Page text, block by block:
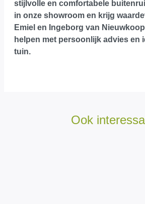
stijlvolle en comfortabele
in onze showroom en krijg
Emiel en Ingeborg van
helpen met persoonlijk advies en
tuin.
Ook